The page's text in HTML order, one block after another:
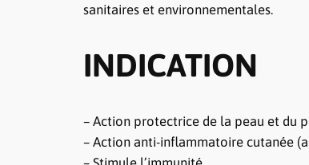
sanitaires et environnementales.
INDICATION
– Action protectrice de la peau et du
– Action anti-inflammatoire cutanée